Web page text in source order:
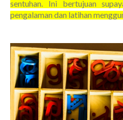
sentuhan. Ini bertujuan
pengalaman dan latihan